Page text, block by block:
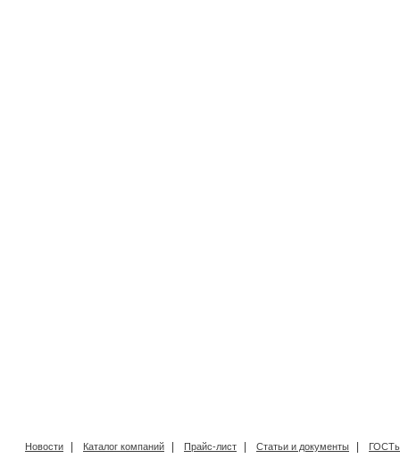
Новости | Каталог компаний | Прайс-лист | Статьи и документы |